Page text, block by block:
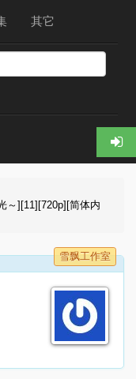
其它
～][11][720p][简体内
雪飘工作室